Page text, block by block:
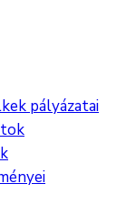
pályázatai